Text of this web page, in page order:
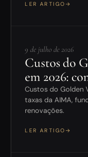
LER ARTIGO →
9 de julho de 2026
Custos do
em 2026:
Custos do Golden
taxas da AIMA,
renovações.
LER ARTIGO →